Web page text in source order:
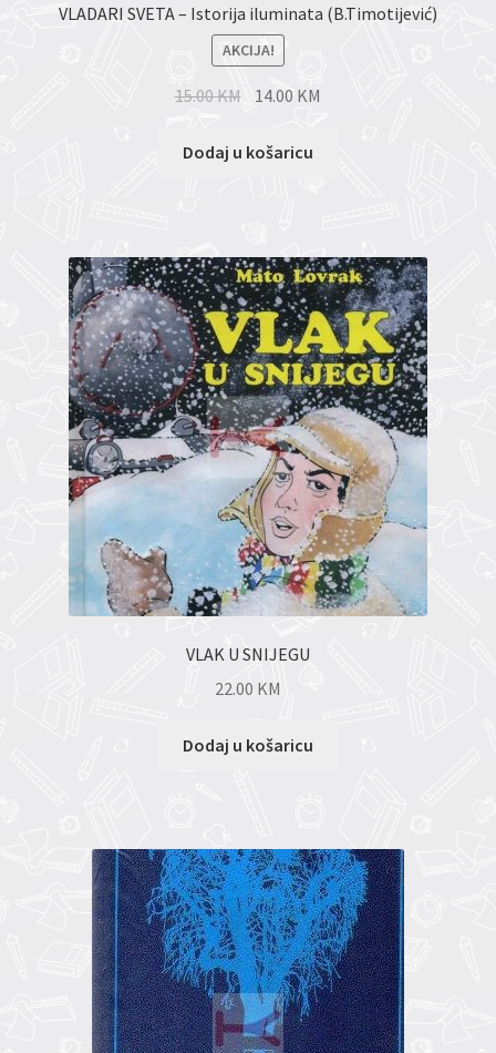
VLADARI SVETA – Istorija iluminata (B.Timotijević)
AKCIJA!
15.00KM 14.00 KM
Dodaj u košaricu
VLAK U SNIJEGU
22.00 KM
Dodaj u košaricu